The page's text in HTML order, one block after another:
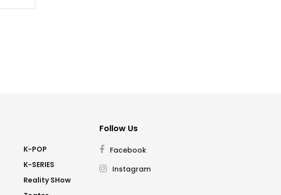
K-POP
K-SERIES
Reality SHow
Follow Us
Facebook
Instagram